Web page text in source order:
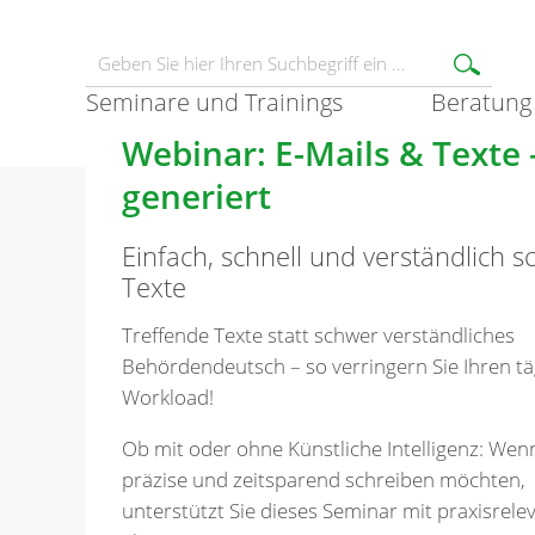
Seminare und Trainings Beratung
Webinar: E-Mails &
generiert
Einfach, schnell und verständlich
Texte
Treffende Texte statt schwer verständliches
Behördendeutsch – so verringern Sie Ihren
Workload!
Ob mit oder ohne Künstliche Intelligenz:
präzise und zeitsparend schreiben möchten,
unterstützt Sie dieses Seminar mit